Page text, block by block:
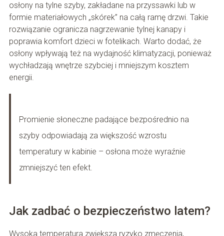
osłony na tylne szyby, zakładane na przyssawki lub w
formie materiałowych „skórek” na całą ramę drzwi. Takie
rozwiązanie ogranicza nagrzewanie tylnej kanapy i
poprawia komfort dzieci w fotelikach. Warto dodać, że
osłony wpływają też na wydajność klimatyzacji, ponieważ
wychładzają wnętrze szybciej i mniejszym kosztem
energii.
Promienie słoneczne padające bezpośrednio na
szyby odpowiadają za większość wzrostu
temperatury w kabinie – osłona może wyraźnie
zmniejszyć ten efekt.
Jak zadbać o bezpieczeństwo latem?
Wysoka temperatura zwiększa ryzyko zmęczenia,